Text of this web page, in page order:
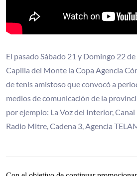
El pasado Sábado 21 y Domingo 22
Capilla del Monte la Copa Agencia
de tenis amistoso que convocó a
medios de comunicación de la
por ejemplo: La Voz del Interior, Canal
Radio Mitre, Cadena 3, Agencia